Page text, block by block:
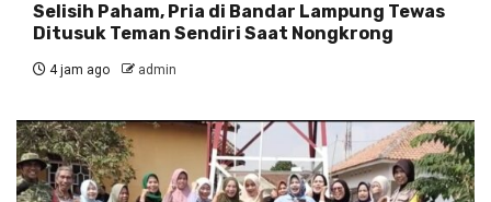
Selisih Paham, Pria di Bandar Lampung Tewas
Ditusuk Teman Sendiri Saat Nongkrong
4 jam ago admin